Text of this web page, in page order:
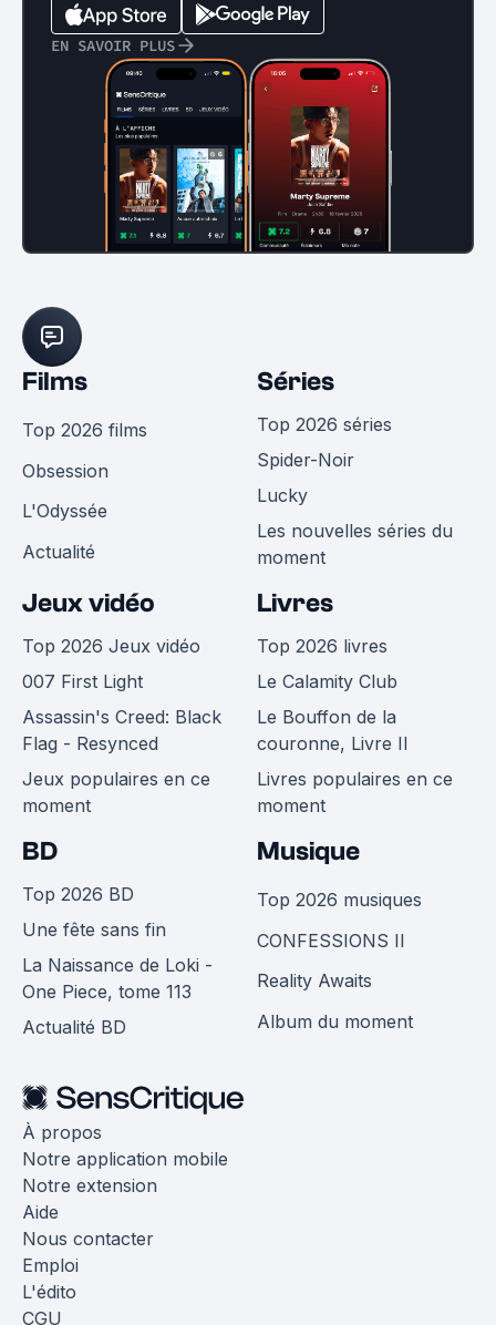
EN SAVOIR PLUS
Films
Top 2026 films
Obsession
L'Odyssée
Actualité
Séries
Top 2026 séries
Spider-Noir
Lucky
Les nouvelles séries du
moment
Jeux vidéo
Top 2026 Jeux vidéo
007 First Light
Assassin's Creed: Black
Flag - Resynced
Jeux populaires en ce
moment
Livres
Top 2026 livres
Le Calamity Club
Le Bouffon de la
couronne, Livre II
Livres populaires en ce
moment
BD
Top 2026 BD
Une fête sans fin
La Naissance de Loki -
One Piece, tome 113
Actualité BD
Musique
Top 2026 musiques
CONFESSIONS II
Reality Awaits
Album du moment
À propos
Notre application mobile
Notre extension
Aide
Nous contacter
Emploi
L'édito
CGU